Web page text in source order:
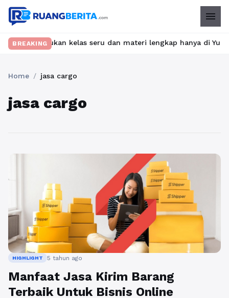
menu
BREAKING
Temukan kelas seru dan materi lengkap hanya di
Home / jasa cargo
jasa cargo
HIGHLIGHT 5 tahun ago
Manfaat Jasa Kirim Barang
Terbaik Untuk Bisnis Online